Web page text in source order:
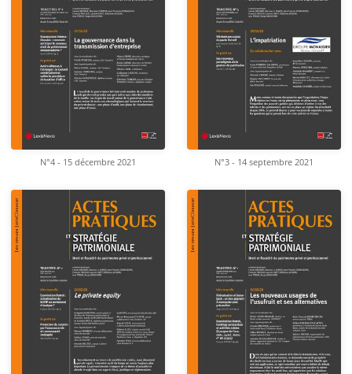
N°4 - 15 décembre 2021 N°3 - 14 septembre 2021